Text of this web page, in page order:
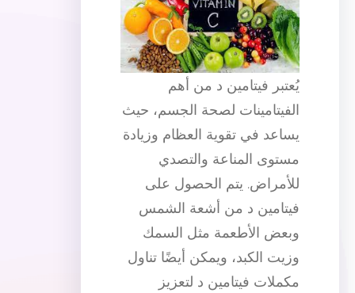
يُعتبر فيتامين د من أهم
الفيتامينات لصحة الجسم، حيث
يساعد في تقوية العظام وزيادة
مستوى المناعة والتصدي
للأمراض. يتم الحصول على
فيتامين د من أشعة الشمس
وبعض الأطعمة مثل السمك
وزيت الكبد، ويمكن أيضًا تناول
مكملات فيتامين د لتعزيز